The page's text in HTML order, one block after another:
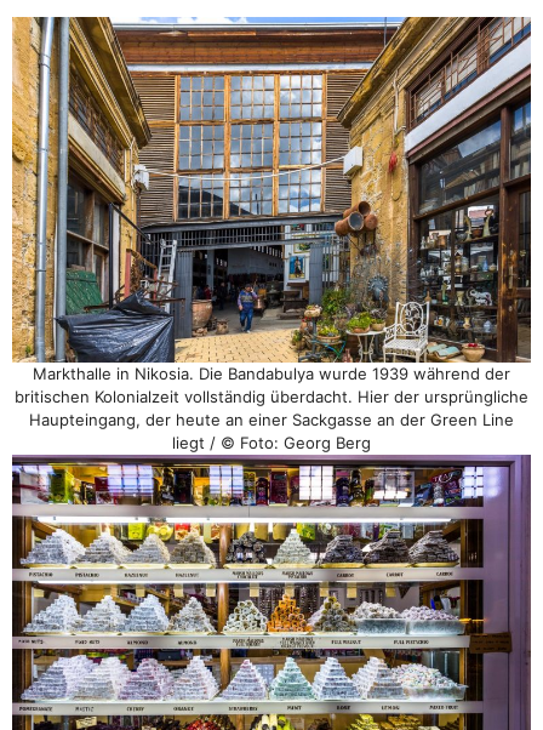
Markthalle in Nikosia. Die Bandabulya wurde 1939 während der
britischen Kolonialzeit vollständig überdacht. Hier der ursprüngliche
Haupteingang, der heute an einer Sackgasse an der Green Line
liegt / © Foto: Georg Berg